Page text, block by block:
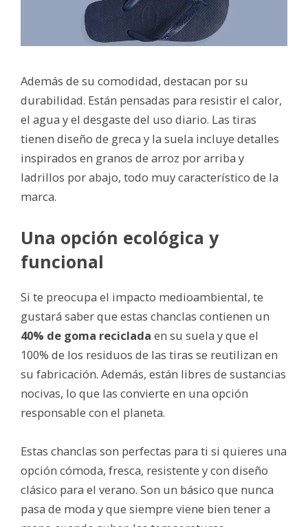
Además de su comodidad, destacan por su
durabilidad. Están pensadas para resistir el calor,
el agua y el desgaste del uso diario. Las tiras
tienen diseño de greca y la suela incluye detalles
inspirados en granos de arroz por arriba y
ladrillos por abajo, todo muy característico de la
marca.
Una opción ecológica y
funcional
Si te preocupa el impacto medioambiental, te
gustará saber que estas chanclas contienen un
40% de goma reciclada en su suela y que el
100% de los residuos de las tiras se reutilizan en
su fabricación. Además, están libres de sustancias
nocivas, lo que las convierte en una opción
responsable con el planeta.
Estas chanclas son perfectas para ti si quieres una
opción cómoda, fresca, resistente y con diseño
clásico para el verano. Son un básico que nunca
pasa de moda y que siempre viene bien tener a